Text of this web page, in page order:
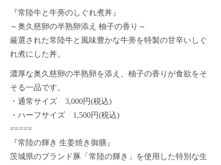
『常陸牛と牛蒡のしぐれ煮丼』
～奥久慈卵の半熟卵添え 柚子の香り～
厳選された常陸牛と風味豊かな牛蒡を特製の甘辛いしぐ
れ煮にした丼。
濃厚な奥久慈卵の半熟卵を添え、柚子の香りが食欲をそ
そる一品です。
・通常サイズ 3,000円(税込)
・ハーフサイズ 1,500円(税込)
=====
『常陸の輝き 生姜焼き御膳』
茨城県のブランド豚「常陸の輝き」を使用した特別な生